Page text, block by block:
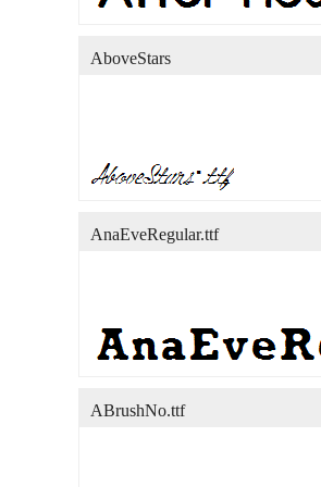
AboveStars
AnaEveRegular.ttf
ABrushNo.ttf